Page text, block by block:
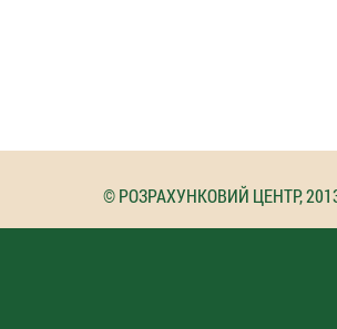
© РОЗРАХУНКОВИЙ ЦЕНТР,